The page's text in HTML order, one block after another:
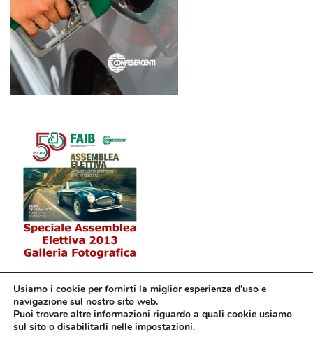
Usiamo i cookie per fornirti la miglior esperienza d'uso e
navigazione sul nostro sito web.
Puoi trovare altre informazioni riguardo a quali cookie usiamo
sul sito o disabilitarli nelle impostazioni.